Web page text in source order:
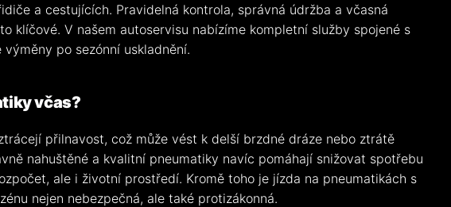
a cestujících. Pravidelná kontrola, správná údržba a včasná
klíčové. V našem autoservisu nabízíme kompletní služby spojené s
po sezónní uskladnění.
včas?
přilnavost, což může vést k delší brzdné dráze nebo ztrátě
nahuštěné a kvalitní pneumatiky navíc pomáhají snižovat spotřebu
ale i životní prostředí. Kromě toho je jízda na pneumatikách s
nejen nebezpečná, ale také protizákonná.